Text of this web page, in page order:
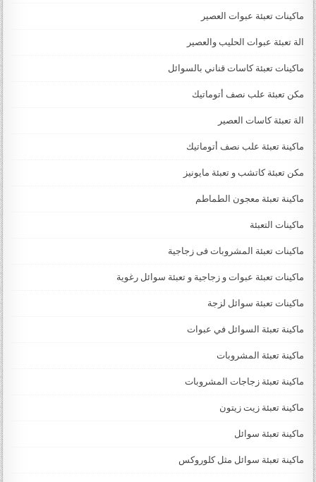
ماكينات تعبئة عبوات العصير
الة تعبئة عبوات الحليب والعصير
ماكينات تعبئة كاسات قناني بالسوائل
مكن تعبئة علب نصف أتوماتيك
الة تعبئة كاسات العصير
ماكينة تعبئة علب نصف أتوماتيك
مكن تعبئة كاتشب و تعبئة مايونيز
ماكينة تعبئة معجون الطماطم
ماكينات التعبئة
ماكينات تعبئة المشروبات فى زجاجية
ماكينات تعبئة عبوات و زجاجية و تعبئة سوائل رغوية
ماكينات تعبئة سوائل لزجة
‏‏‏ماكينة تعبئة السوائل في عبوات
ماكينة تعبئة المشروبات
ماكينة تعبئة زجاجات المشروبات
ماكينة تعبئة زيت زيتون
ماكينة تعبئة سوائل
ماكينة تعبئة سوائل مثل كلوروكس